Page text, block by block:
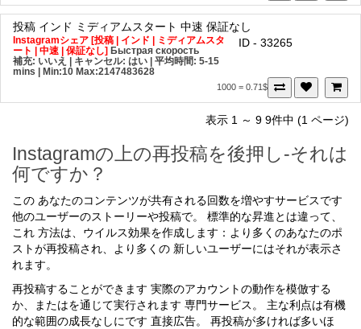
投稿 インド ミディアムスタート 中速 保証なし
Instagramシェア [投稿 | インド | ミディアムスタ
ート | 中速 | 保証なし] Быстрая скорость
補充: いいえ | キャンセル: はい | 平均時間: 5-15
mins
| Min:10 Max:2147483628
ID - 33265
1000 = 0.71$
表示 1 ～ 9 9件中 (1 ページ)
Instagramの上の再投稿を後押し-それは
何ですか？
この あなたのコンテンツが共有される回数を増やすサービスです
他のユーザーのストーリーや投稿で。 標準的な昇進とは違って、
これ 方法は、ウイルス効果を作成します：より多くのあなたのポ
ストが再投稿され、より多くの 新しいユーザーにはそれが表示さ
れます。
再投稿することができます 実際のアカウントの動作を模倣する
か、またはを通じて実行されます 専門サービス。 主な利点は有機
的な範囲の成長なしにです 直接広告。 再投稿が多ければ多いほ